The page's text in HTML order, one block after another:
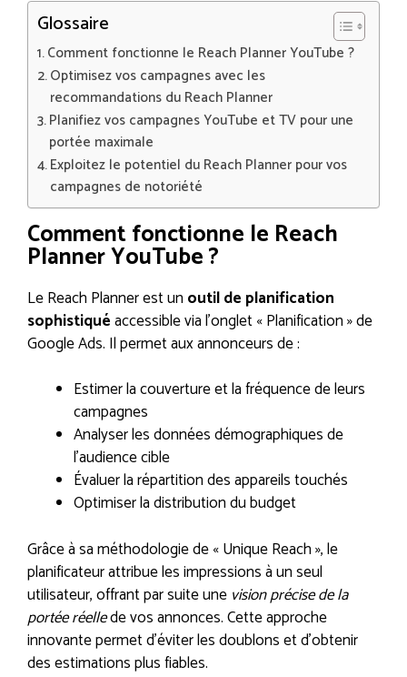
Glossaire
Comment fonctionne le Reach Planner YouTube ?
Optimisez vos campagnes avec les
recommandations du Reach Planner
Planifiez vos campagnes YouTube et TV pour une
portée maximale
Exploitez le potentiel du Reach Planner pour vos
campagnes de notoriété
Comment fonctionne le Reach
Planner YouTube ?
Le Reach Planner est un outil de planification
sophistiquéaccessible via l’onglet « Planification » de
Google Ads. Il permet aux annonceurs de :
Estimer la couverture et la fréquence de leurs
campagnes
Analyser les données démographiques de
l’audience cible
Évaluer la répartition des appareils touchés
Optimiser la distribution du budget
Grâce à sa méthodologie de « Unique Reach », le
planificateur attribue les impressions à un seul
utilisateur, offrant par suite une vision précise de la
portée réellede vos annonces. Cette approche
innovante permet d’éviter les doublons et d’obtenir
des estimations plus fiables.